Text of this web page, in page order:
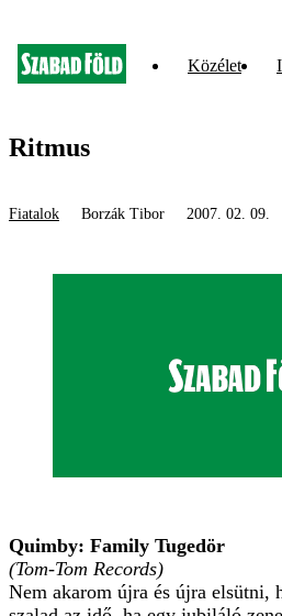
Közélet
Ritmus
Fiatalok Borzák Tibor 2007. 02. 09.
Quimby: Family Tugedör
(Tom-Tom Records)
Nem akarom újra és újra elsütni,